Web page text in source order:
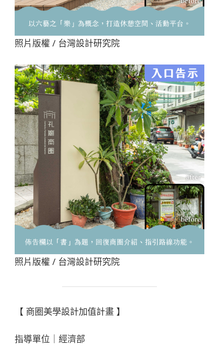
照片版權 / 台灣設計研究院
照片版權 / 台灣設計研究院
【 商圈美學設計加值計畫 】
指導單位｜經濟部